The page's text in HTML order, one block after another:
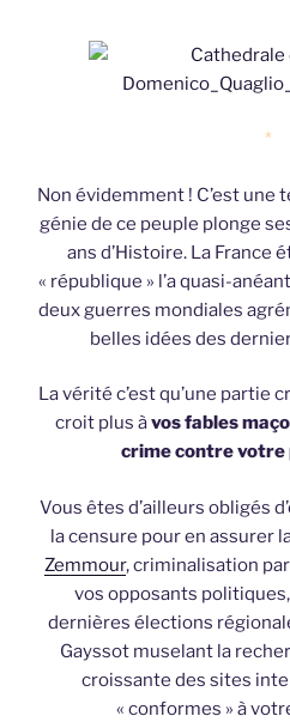
*
Non évidemment ! C’est une
génie de ce peuple plonge
ans d’Histoire. La France
« république » l’a quasi-
deux guerres mondiales
belles idées des
La vérité c’est qu’une partie
croit plus àvos fables
crime contre votre
Vous êtes d’ailleurs obligés
la censure pour en assurer
Zemmour, criminalisation
vos opposants politiques,
dernières élections
Gayssot muselant la
croissante des sites
« conformes » à